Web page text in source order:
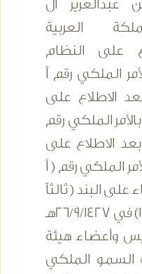
آل
العربية
على النظام
الملكي رقم أ
8/1412هـ، وبعد الاطلاع على
الملكي رقم
3/3/1414هـ ، وبعد الاطلاع على
الملكي رقم ( أ
وبناء على البند ( ثالثاً
) من الأمر الملكي رقم ( أ/135) في 26/9/1427هـ
وأعضاء هيئة
السمو الملكي